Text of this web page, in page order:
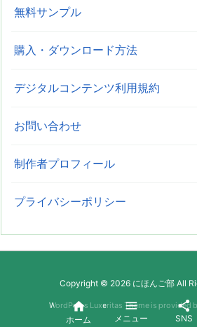
無料サンプル
購入・ダウンロード方法
デジタルコンテンツ利用規約
お問い合わせ
制作者プロフィール
プライバシーポリシー
Copyright © 2026 にほんご部 All
WordPress Luxeritas Theme is provided

ホーム

メニュー

SNS